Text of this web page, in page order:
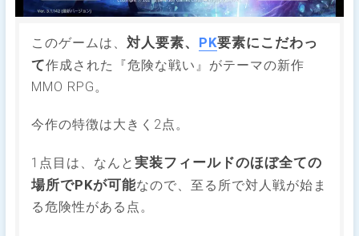
このゲームは、対人要素、 PK要素にこだわっ
て作成された『危険な戦い』がテーマの新作
MMO RPG。
今作の特徴は大きく2点。
1点目は、なんと実装フィールドのほぼ全ての
場所でPKが可能なので、至る所で対人戦が始ま
る危険性がある点。